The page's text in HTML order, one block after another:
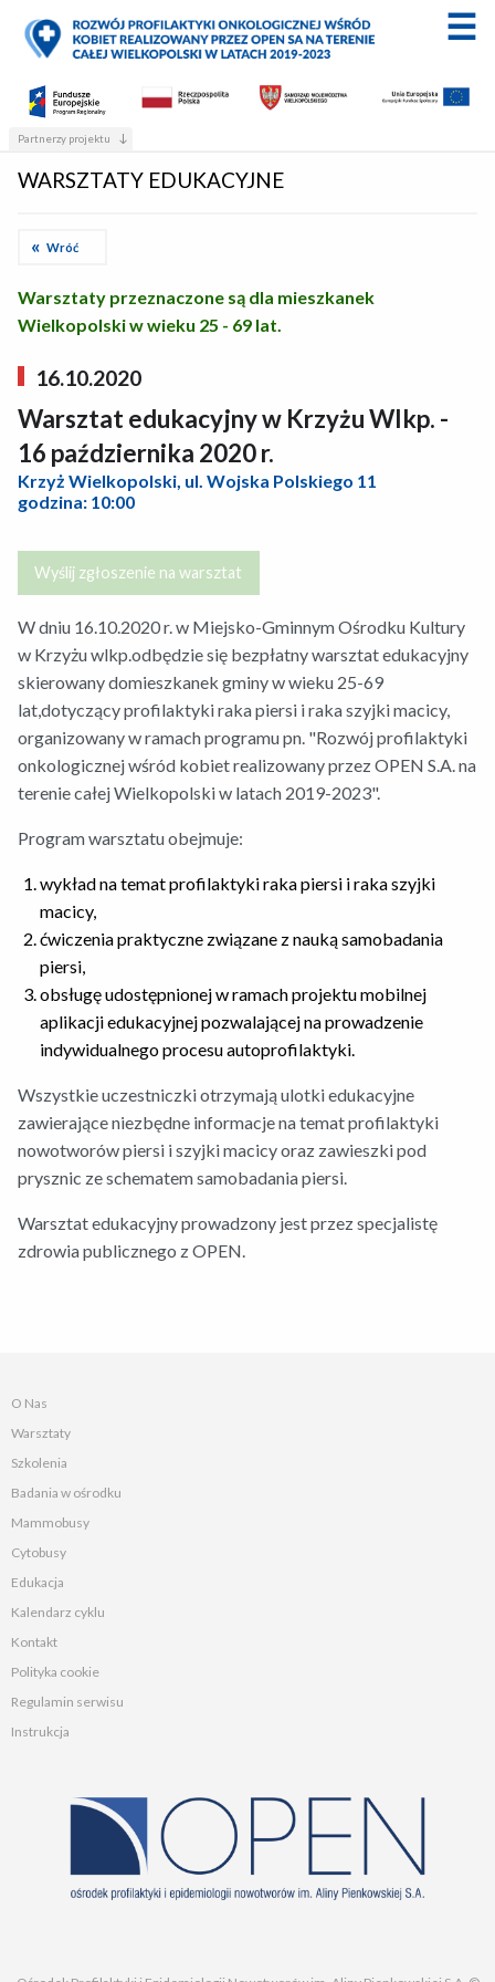
Partnerzy projektu
WARSZTATY EDUKACYJNE
Wróć
Warsztaty przeznaczone są dla mieszkanek
Wielkopolski w wieku 25 - 69 lat.
16.10.2020
Warsztat edukacyjny w Krzyżu Wlkp. -
16 października 2020 r.
Krzyż Wielkopolski, ul. Wojska Polskiego 11
godzina: 10:00
Wyślij zgłoszenie na warsztat
W dniu 16.10.2020 r. w Miejsko-Gminnym Ośrodku Kultury
w Krzyżu wlkp.odbędzie się bezpłatny warsztat edukacyjny
skierowany domieszkanek gminy w wieku 25-69
lat,dotyczący profilaktyki raka piersi i raka szyjki macicy,
organizowany w ramach programu pn. "Rozwój profilaktyki
onkologicznej wśród kobiet realizowany przez OPEN S.A. na
terenie całej Wielkopolski w latach 2019-2023".
Program warsztatu obejmuje:
wykład na temat profilaktyki raka piersi i raka szyjki
macicy,
ćwiczenia praktyczne związane z nauką samobadania
piersi,
obsługę udostępnionej w ramach projektu mobilnej
aplikacji edukacyjnej pozwalającej na prowadzenie
indywidualnego procesu autoprofilaktyki.
Wszystkie uczestniczki otrzymają ulotki edukacyjne
zawierające niezbędne informacje na temat profilaktyki
nowotworów piersi i szyjki macicy oraz zawieszki pod
prysznic ze schematem samobadania piersi.
Warsztat edukacyjny prowadzony jest przez specjalistę
zdrowia publicznego z OPEN.
O Nas
Warsztaty
Szkolenia
Badania w ośrodku
Mammobusy
Cytobusy
Edukacja
Kalendarz cyklu
Kontakt
Polityka cookie
Regulamin serwisu
Instrukcja